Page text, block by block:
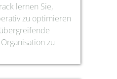
lernen Sie,
zu optimieren
zu